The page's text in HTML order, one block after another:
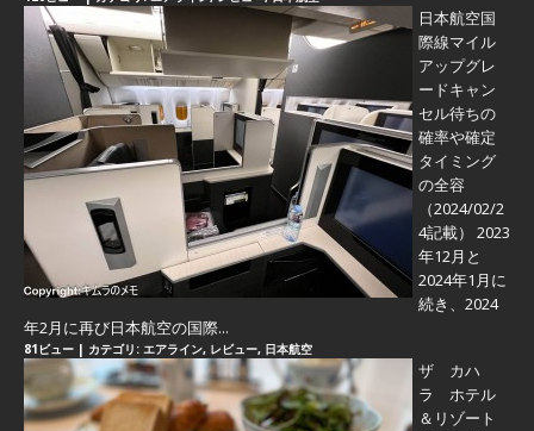
日本航空国
際線マイル
アップグレ
ードキャン
セル待ちの
確率や確定
タイミング
の全容
（2024/02/2
4記載） 2023
年12月と
2024年1月に
続き、2024
年2月に再び日本航空の国際...
81ビュー | カテゴリ: エアライン, レビュー, 日本航空
ザ カハ
ラ ホテル
＆リゾート